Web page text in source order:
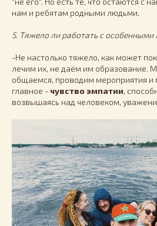
нам и ребятам родными людьми.
5. Тяжело ли работать с
-Не настолько тяжело, как может
лечим их, не даём им образование.
общаемся, проводим мероприятия и
главное - чувство эмпатии,
возвышаясь над человеком,